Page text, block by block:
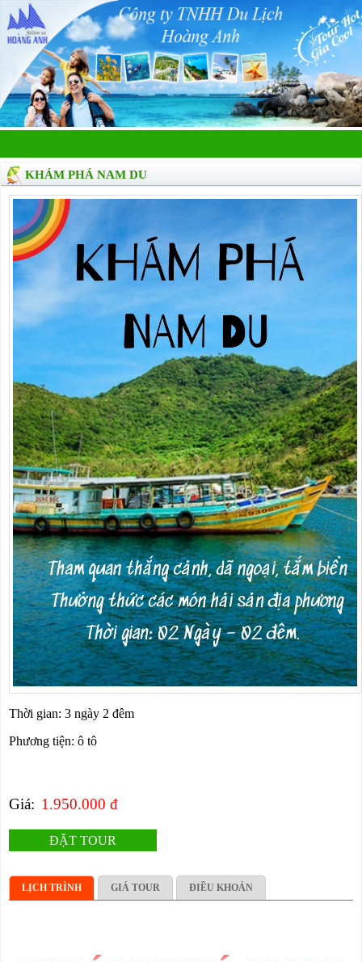
KHÁM PHÁ NAM DU
Thời gian: 3 ngày 2 đêm
Phương tiện: ô tô
Giá: 1.950.000 đ
ĐẶT TOUR
LỊCH TRÌNH GIÁ TOUR ĐIỀU KHOẢN